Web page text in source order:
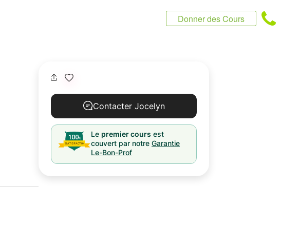
Donner des Cours
Contacter Jocelyn
Le premier cours est
couvert par notre Garantie
Le-Bon-Prof